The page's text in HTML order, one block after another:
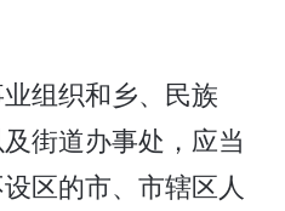
组织和乡、民族
街道办事处，应当
区的市、市辖区人